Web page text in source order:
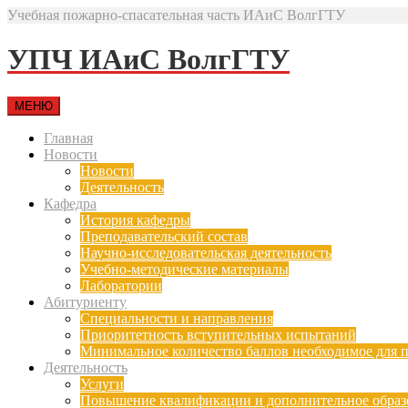
Учебная пожарно-спасательная часть ИАиС ВолгГТУ
УПЧ ИАиС ВолгГТУ
МЕНЮ
Главная
Новости
Новости
Деятельность
Кафедра
История кафедры
Преподавательский состав
Научно-исследовательская деятельность
Учебно-методические материалы
Лаборатории
Абитуриенту
Специальности и направления
Приоритетность вступительных испытаний
Минимальное количество баллов необходимое для
Деятельность
Услуги
Повышение квалификации и дополнительное